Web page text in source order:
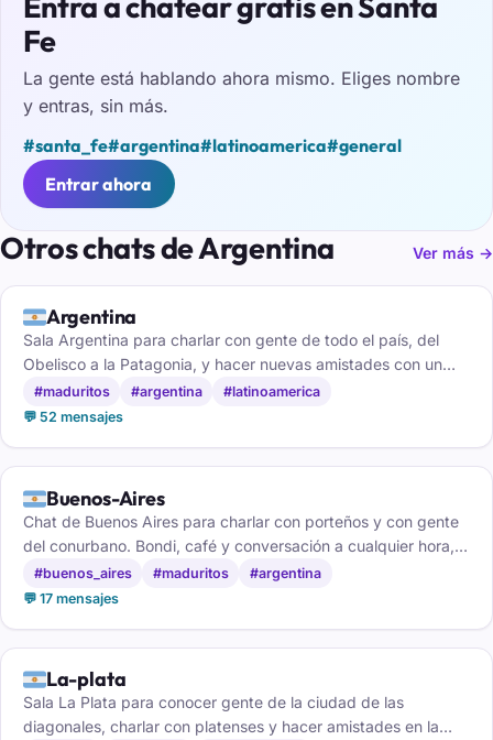
Fe
La gente está hablando ahora mismo. Eliges nombre
y entras, sin más.
#santa_fe#argentina#latinoamerica#general
Entrar ahora
Otros chats de Argentina Ver más →
🇦🇷Argentina
Sala Argentina para charlar con gente de todo el país, del
Obelisco a la Patagonia, y hacer nuevas amistades con un
buen mate de por medio.
#maduritos #argentina
#latinoamerica
💬 52 mensajes
🇦🇷Buenos-Aires
Chat de Buenos Aires para charlar con porteños y con gente
del conurbano. Bondi, café y conversación a cualquier hora,
gratis y sin registro.
#buenos_aires #maduritos
#argentina
💬 17 mensajes
🇦🇷La-plata
Sala La Plata para conocer gente de la ciudad de las
diagonales, charlar con platenses y hacer amistades en la